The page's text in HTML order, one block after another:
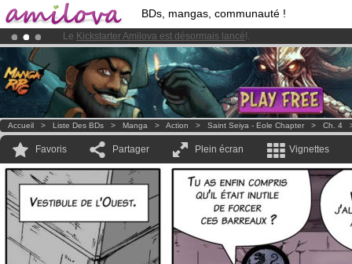
BDs, mangas, communauté !
Le Kickstarter Amilova est désormais lancé!.
Déjà 100000membreset 1000BDs & Mangas!
Accueil > Liste Des BDs > Manga > Action > Saint Seiya - Eole Chapter > Ch. 4
Favoris Partager Plein écran Vignettes